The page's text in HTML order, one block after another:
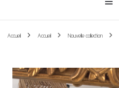
Accueil Accueil Nouvelle collection